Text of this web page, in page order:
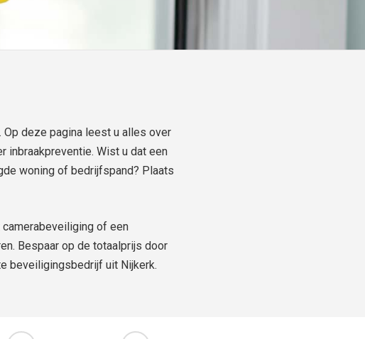
deze pagina leest u alles over
inbraakpreventie. Wist u dat een
woning of bedrijfspand? Plaats
of een
Bespaar op de totaalprijs door
beveiligingsbedrijf uit Nijkerk.